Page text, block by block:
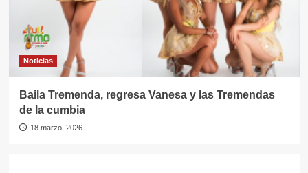
Noticias
Baila Tremenda, regresa Vanesa y las Tremendas
de la cumbia
18 marzo, 2026